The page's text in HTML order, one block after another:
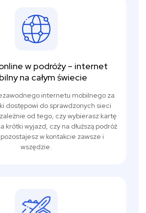
w podróży – internet
na całym świecie
internetu mobilnego za
dostępowi do sprawdzonych sieci
od tego, czy wybierasz kartę
krótki wyjazd, czy na dłuższą podróż
pozostajesz w kontakcie zawsze i
wszędzie.